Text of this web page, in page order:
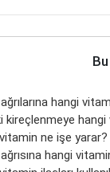
hangi
kireçlenmeye
ne işe yarar?
hangi